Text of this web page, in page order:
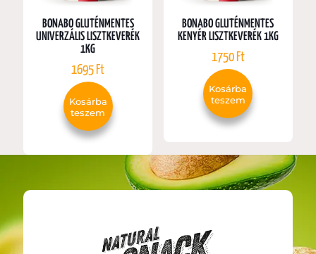
BONABO GLUTÉNMENTES
UNIVERZÁLIS LISZTKEVERÉK
1KG
1695 Ft
Kosárba
teszem
BONABO GLUTÉNMENTES
KENYÉR LISZTKEVERÉK 1KG
1750 Ft
Kosárba
teszem